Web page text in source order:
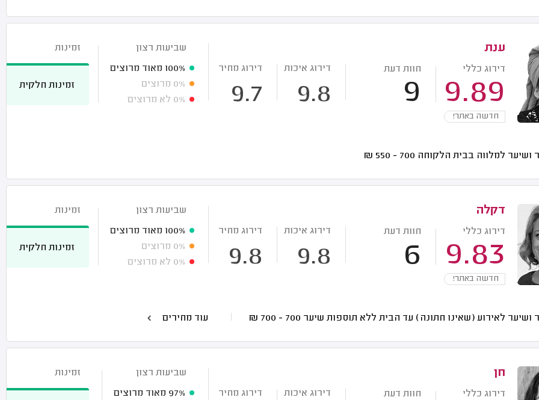
ענת
דירוג כללי
9.89
חוות דעת
9
דירוג איכות
9.8
דירוג מחיר
9.7
חדשה באתר!
שביעות רצון
100% מאוד מרוצים
0% מרוצים
0% לא מרוצים
זמינות
זמינות חלקית
ושיער למלווה בבית הלקוחה 700 - 550
₪
דקלה
דירוג כללי
9.83
חוות דעת
6
דירוג איכות
9.8
דירוג מחיר
9.8
חדשה באתר!
שביעות רצון
100% מאוד מרוצים
0% מרוצים
0% לא מרוצים
זמינות
זמינות חלקית
ושיער לאירוע (שאינו חתונה) עד הבית ללא תוספות שיער 700 - 700
₪ עוד מחירים
חן
דירוג כללי חוות דעת דירוג איכות דירוג מחיר
שביעות רצון
97% מאוד מרוצים
זמינות